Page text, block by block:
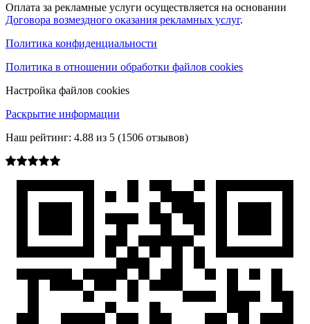
Оплата за рекламные услуги осуществляется на основании
Договора возмездного оказания рекламных услуг.
Политика конфиденциальности
Политика в отношении обработки файлов cookies
Настройка файлов cookies
Раскрытие информации
Наш рейтинг: 4.88 из 5 (1506 отзывов)